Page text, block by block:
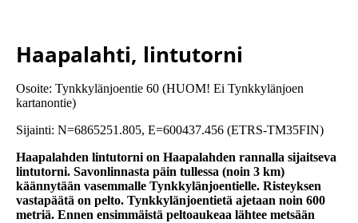
Haapalahti, lintutorni
Osoite: Tynkkylänjoentie 60 (HUOM! Ei Tynkkylänjoen
kartanontie)
Sijainti: N=6865251.805, E=600437.456 (ETRS-TM35FIN)
Haapalahden lintutorni on Haapalahden rannalla sijaitseva
lintutorni. Savonlinnasta päin tullessa (noin 3 km)
käännytään vasemmalle Tynkkylänjoentielle. Risteyksen
vastapäätä on pelto. Tynkkylänjoentietä ajetaan noin 600
metriä. Ennen ensimmäistä peltoaukeaa lähtee metsään